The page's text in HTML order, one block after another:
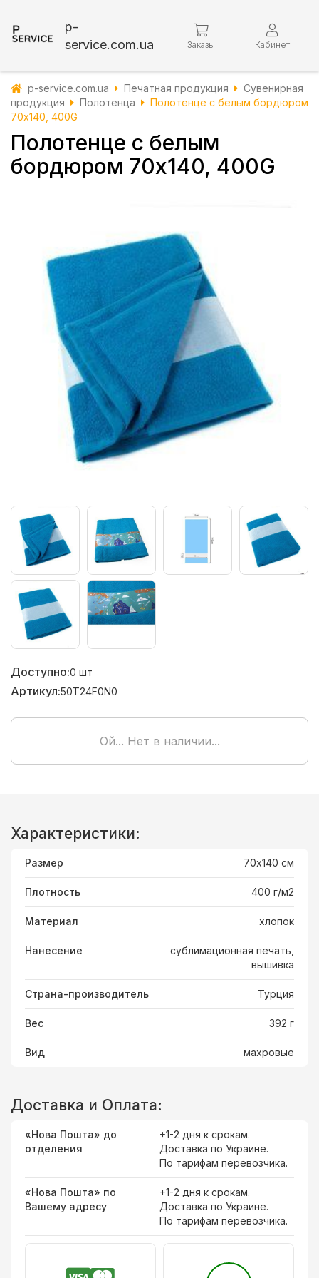
p-
service.com.ua
Заказы Кабинет
p-service.com.ua Печатная продукция
Сувенирная
продукция
Полотенца
Полотенце с белым бордюром
70х140, 400G
Полотенце с белым
бордюром 70х140, 400G
Доступно:0 шт
Артикул:50T24F0N0
Ой... Нет в наличии...
Характеристики:
Размер 70х140 см
Плотность 400 г/м2
Материал хлопок
Нанесение
сублимационная печать,
вышивка
Страна-производитель Турция
Вес 392 г
Вид махровые
Доставка и Оплата:
«Нова Пошта» до
отделения
+1-2 дня к срокам.
Доставка по Украине.
По тарифам перевозчика.
«Нова Пошта» по
Вашему адресу
+1-2 дня к срокам.
Доставка по Украине.
По тарифам перевозчика.